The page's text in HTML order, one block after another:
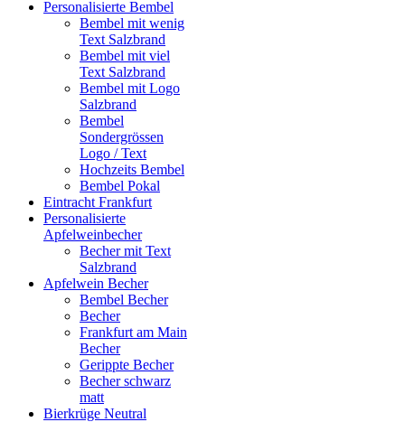
Personalisierte Bembel
Bembel mit wenig
Text Salzbrand
Bembel mit viel
Text Salzbrand
Bembel mit Logo
Salzbrand
Bembel
Sondergrössen
Logo / Text
Hochzeits Bembel
Bembel Pokal
Eintracht Frankfurt
Personalisierte
Apfelweinbecher
Becher mit Text
Salzbrand
Apfelwein Becher
Bembel Becher
Becher
Frankfurt am Main
Becher
Gerippte Becher
Becher schwarz
matt
Bierkrüge Neutral